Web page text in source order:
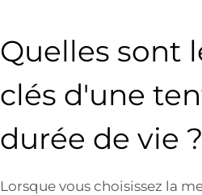
Quelles sont
clés d'une
durée de vie ?
Lorsque vous choisissez la